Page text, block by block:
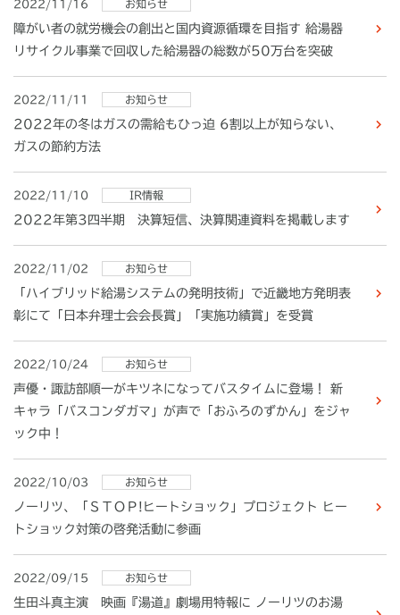
2022/11/16 お知らせ
障がい者の就労機会の創出と国内資源循環を目指す 給湯器
リサイクル事業で回収した給湯器の総数が50万台を突破
2022/11/11 お知らせ
2022年の冬はガスの需給もひっ迫 6割以上が知らない、
ガスの節約方法
2022/11/10 IR情報
2022年第3四半期 決算短信、決算関連資料を掲載します
2022/11/02 お知らせ
「ハイブリッド給湯システムの発明技術」で近畿地方発明表
彰にて「日本弁理士会会長賞」「実施功績賞」を受賞
2022/10/24 お知らせ
声優・諏訪部順一がキツネになってバスタイムに登場！ 新
キャラ「バスコンダガマ」が声で「おふろのずかん」をジャ
ック中！
2022/10/03 お知らせ
ノーリツ、「ＳＴＯＰ!ヒートショック」プロジェクト ヒー
トショック対策の啓発活動に参画
2022/09/15 お知らせ
生田斗真主演 映画『湯道』劇場用特報に ノーリツのお湯